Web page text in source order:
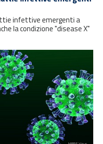
infettive emergenti a
la condizione "disease X"